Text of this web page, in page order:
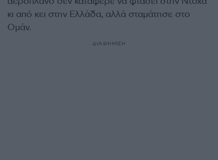
κι από κει στην Ελλάδα, αλλά σταμάτησε στο
Ομάν.
ΔΙΑΦΗΜΙΣΗ